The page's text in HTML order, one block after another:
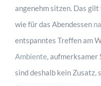
angenehm sitzen. Das
wie für das Abendessen
entspanntes Treffen am
Ambiente, aufmerksamer
sind deshalb kein Zusatz,